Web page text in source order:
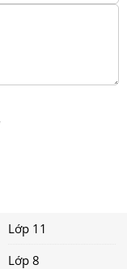
Lớp 11
Lớp 8